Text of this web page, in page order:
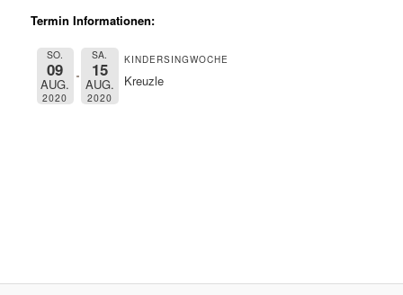
Termin Informationen:
SO.
09
AUG.
2020
SA.
15
AUG.
2020
KINDERSINGWOCHE
Kreuzle